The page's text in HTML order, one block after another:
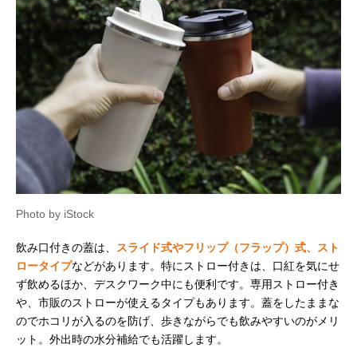
Photo by iStock
飲み口付きの蓋は、
スライド式やフリップ（フラップ）式、スト
ロータイプなどがあります。特にストロー付きは、口紅を気にせ
ず飲めるほか、デスクワーク中にも便利です。専用ストロー付き
や、市販のストローが使えるタイプもあります。蓋をしたままな
のでホコリが入るのを防げ、歩きながらでも飲みやすいのがメリ
ット。外出時の水分補給でも活躍します。